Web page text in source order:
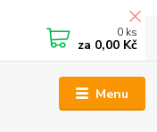
Menu
0 ks
za 0,00 Kč